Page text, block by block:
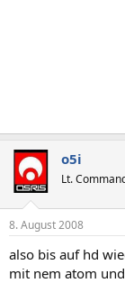
o5i
Lt.
8. August 2008
also bis auf hd
mit nem atom